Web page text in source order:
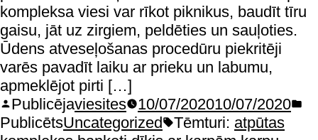
kompleksa viesi var rīkot piknikus, baudīt tīru
gaisu, jāt uz zirgiem, peldēties un sauļoties.
Ūdens atveseļošanas procedūru piekritēji
varēs pavadīt laiku ar prieku un labumu,
apmeklējot pirti […]
Publicējaviesites 10/07/202010/07/2020
PublicētsUncategorized Tēmturi: atpūtas